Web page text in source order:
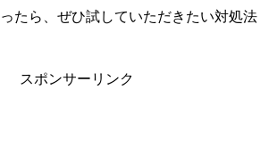
たら、ぜひ試していただきたい対処法
スポンサーリンク